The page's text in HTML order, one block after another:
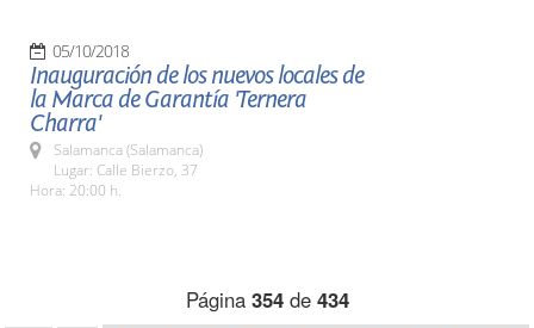
05/10/2018
Inauguración de los nuevos locales de
la Marca de Garantía 'Ternera
Charra'
Salamanca (Salamanca)
Lugar: Calle Bierzo, 37
Hora: 20:00 h.
Página 354de 434